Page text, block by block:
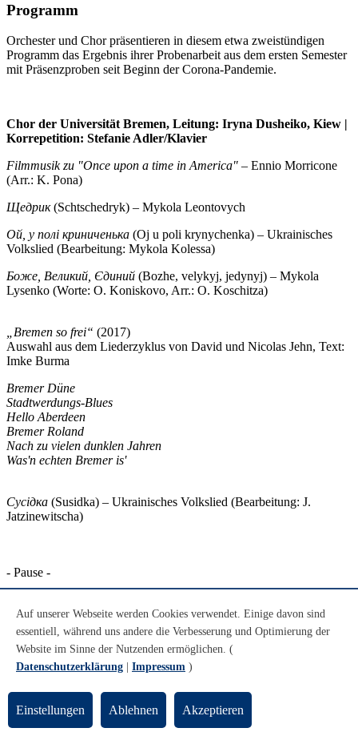
Programm
Orchester und Chor präsentieren in diesem etwa zweistündigen
Programm das Ergebnis ihrer Probenarbeit aus dem ersten Semester
mit Präsenzproben seit Beginn der Corona-Pandemie.
Chor der Universität Bremen, Leitung: Iryna Dusheiko, Kiew |
Korrepetition: Stefanie Adler/Klavier
Filmmusik zu "Once upon a time in America" – Ennio Morricone
(Arr.: K. Pona)
Щедрик(Schtschedryk) – Mykola Leontovych
Ой, у полі криниченька (Oj u poli krynychenka) – Ukrainisches
Volkslied (Bearbeitung: Mykola Kolessa)
Боже, Великий, Єдиний (Bozhe, velykyj, jedynyj) – Mykola
Lysenko (Worte: O. Koniskovo, Arr.: O. Koschitza)
„Bremen so frei“ (2017)
Auswahl aus dem Liederzyklus von David und Nicolas Jehn, Text:
Imke Burma
Bremer Düne
Stadtwerdungs-Blues
Hello Aberdeen
Bremer Roland
Nach zu vielen dunklen Jahren
Was'n echten Bremer is'
Сусідкa (Susidka) – Ukrainisches Volkslied (Bearbeitung: J.
Jatzinewitscha)
- Pause -
Orchester der Universität Bremen, Leitung: Alice Meregaglia,
Bremen | Einstudierung: Kara Tober
Antonín Dvořák: Sinfonie Nr.8 G-Dur op.88
Allegro con brio
Adagio
Auf unserer Webseite werden Cookies verwendet. Einige davon sind
essentiell, während uns andere die Verbesserung und Optimierung der
Website im Sinne der Nutzenden ermöglichen. (
Datenschutzerklärung
Impressum )
Einstellungen Ablehnen Akzeptieren